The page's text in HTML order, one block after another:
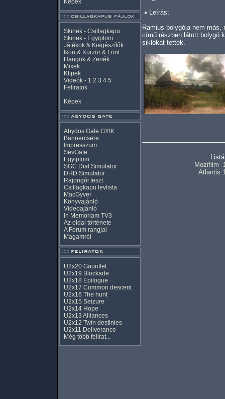
Képek
Skinek - Csillagkapu
Skinek - Egyiptom
Játékok & Kiegészítők
Ikon & Kurzor & Font
Hangok & Zenék
Mixek
Klipek
Videók - 1 2 3 4 5
Feliratok
Képek
Abydos Gate GYIK
Bannercsere
Impresszum
SevGate
Egyiptom
SGC Dial Simulator
DHD Simulator
Rajongói teszt
Csillagkapu levlista
MacGyver
Könyvajánló
Videoajánló
In Memoriam TV3
Az oldal története
A Fórum rangjai
Magamról
U2x20 Gauntlet
U2x19 Blockade
U2x18 Epilogue
U2x17 Common descent
U2x16 The hunt
U2x15 Seizure
U2x14 Hope
U2x13 Alliances
U2x12 Twin destinies
U2x11 Deliverance
Még több felirat...
Leírás:
Ramius bolygója nem
című részben látott bolygó
siklókat tettek.
Mozifilm
Atlantis